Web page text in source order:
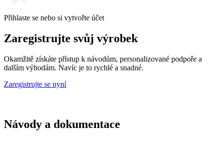
Přihlaste se nebo si vytvořte účet
Zaregistrujte svůj výrobek
Okamžitě získáte přístup k návodům, personalizované podpoře a
dalším výhodám. Navíc je to rychlé a snadné.
Zaregistrujte se nyní
Návody a dokumentace